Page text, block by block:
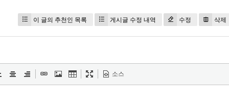
이 글의 추천인 목록 게시글 수정 내역 수정 삭제
소스